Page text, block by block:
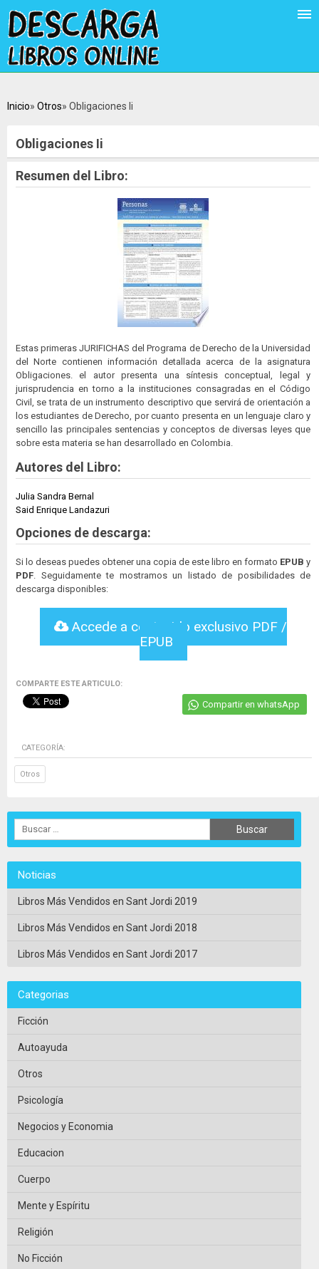
Inicio Otros Obligaciones Ii
Obligaciones Ii
Resumen del Libro:
Estas primeras JURIFICHAS del Programa de Derecho de la Universidad
del Norte contienen información detallada acerca de la asignatura
Obligaciones. el autor presenta una síntesis conceptual, legal y
jurisprudencia en torno a la instituciones consagradas en el Código
Civil, se trata de un instrumento descriptivo que servirá de orientación a
los estudiantes de Derecho, por cuanto presenta en un lenguaje claro y
sencillo las principales sentencias y conceptos de diversas leyes que
sobre esta materia se han desarrollado en Colombia.
Autores del Libro:
Julia Sandra Bernal
Said Enrique Landazuri
Opciones de descarga:
Si lo deseas puedes obtener una copia de este libro en formato EPUB y
PDF . Seguidamente te mostramos un listado de posibilidades de
descarga disponibles:
Accede a contenido exclusivo PDF /
EPUB
COMPARTE ESTE ARTICULO:
Compartir en whatsApp
CATEGORÍA:
Otros
Noticias
Libros Más Vendidos en Sant Jordi 2019
Libros Más Vendidos en Sant Jordi 2018
Libros Más Vendidos en Sant Jordi 2017
Categorias
Ficción
Autoayuda
Otros
Psicología
Negocios y Economia
Educacion
Cuerpo
Mente y Espíritu
Religión
No Ficción